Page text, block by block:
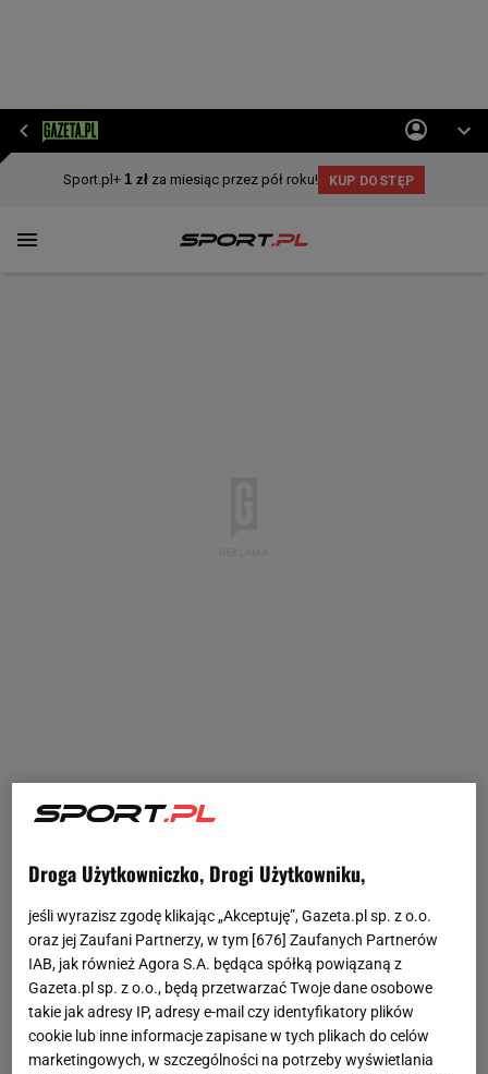
Droga Użytkowniczko, Drogi Użytkowniku,
jeśli wyrazisz zgodę klikając „Akceptuję”, Gazeta.pl sp. z o.o.
oraz jej Zaufani Partnerzy, w tym [676] Zaufanych Partnerów
IAB, jak również Agora S.A. będąca spółką powiązaną z
Gazeta.pl sp. z o.o., będą przetwarzać Twoje dane osobowe
takie jak adresy IP, adresy e-mail czy identyfikatory plików
cookie lub inne informacje zapisane w tych plikach do celów
marketingowych, w szczególności na potrzeby wyświetlania